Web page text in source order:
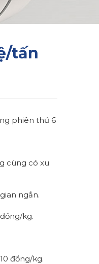
tấn
phiên thứ 6
cùng có xu
ngắn.
kg.
đồng/kg.